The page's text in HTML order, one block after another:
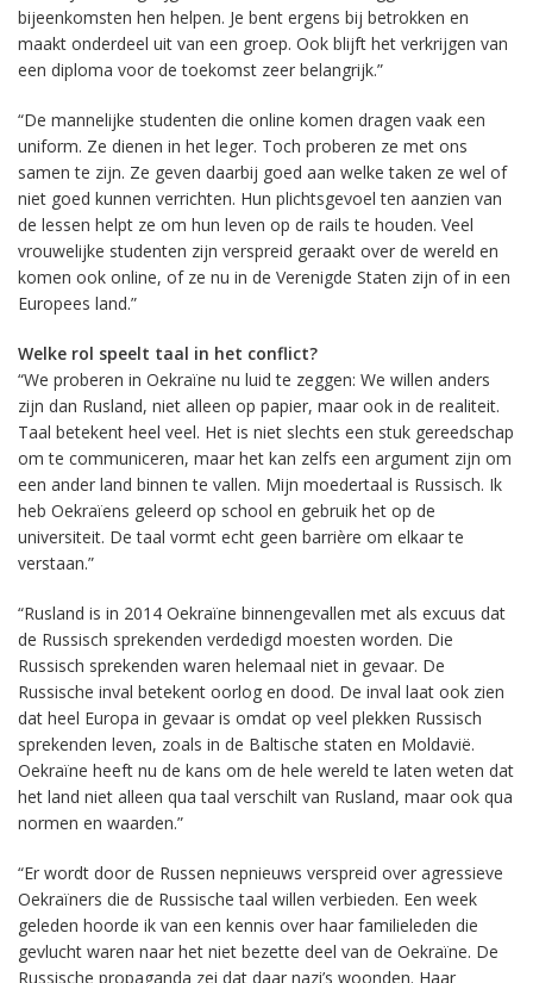
bijeenkomsten hen helpen. Je bent ergens bij betrokken en
maakt onderdeel uit van een groep. Ook blijft het verkrijgen van
een diploma voor de toekomst zeer belangrijk.”
“De mannelijke studenten die online komen dragen vaak een
uniform. Ze dienen in het leger. Toch proberen ze met ons
samen te zijn. Ze geven daarbij goed aan welke taken ze wel of
niet goed kunnen verrichten. Hun plichtsgevoel ten aanzien van
de lessen helpt ze om hun leven op de rails te houden. Veel
vrouwelijke studenten zijn verspreid geraakt over de wereld en
komen ook online, of ze nu in de Verenigde Staten zijn of in een
Europees land.”
Welke rol speelt taal in het conflict?
“We proberen in Oekraïne nu luid te zeggen: We willen anders
zijn dan Rusland, niet alleen op papier, maar ook in de realiteit.
Taal betekent heel veel. Het is niet slechts een stuk gereedschap
om te communiceren, maar het kan zelfs een argument zijn om
een ander land binnen te vallen. Mijn moedertaal is Russisch. Ik
heb Oekraïens geleerd op school en gebruik het op de
universiteit. De taal vormt echt geen barrière om elkaar te
verstaan.”
“Rusland is in 2014 Oekraïne binnengevallen met als excuus dat
de Russisch sprekenden verdedigd moesten worden. Die
Russisch sprekenden waren helemaal niet in gevaar. De
Russische inval betekent oorlog en dood. De inval laat ook zien
dat heel Europa in gevaar is omdat op veel plekken Russisch
sprekenden leven, zoals in de Baltische staten en Moldavië.
Oekraïne heeft nu de kans om de hele wereld te laten weten dat
het land niet alleen qua taal verschilt van Rusland, maar ook qua
normen en waarden.”
“Er wordt door de Russen nepnieuws verspreid over agressieve
Oekraïners die de Russische taal willen verbieden. Een week
geleden hoorde ik van een kennis over haar familieleden die
gevlucht waren naar het niet bezette deel van de Oekraïne. De
Russische propaganda zei dat daar nazi’s woonden. Haar